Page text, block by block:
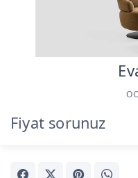
Fiyat sorunuz